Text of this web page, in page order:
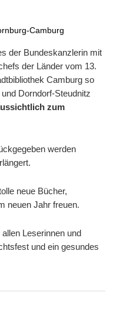
Camburg
der Bundeskanzlerin mit
der Länder vom 13.
Camburg so
Dorndorf-Steudnitz
zum
werden
neue Bücher,
neuen Jahr freuen.
Leserinnen und
und ein gesundes